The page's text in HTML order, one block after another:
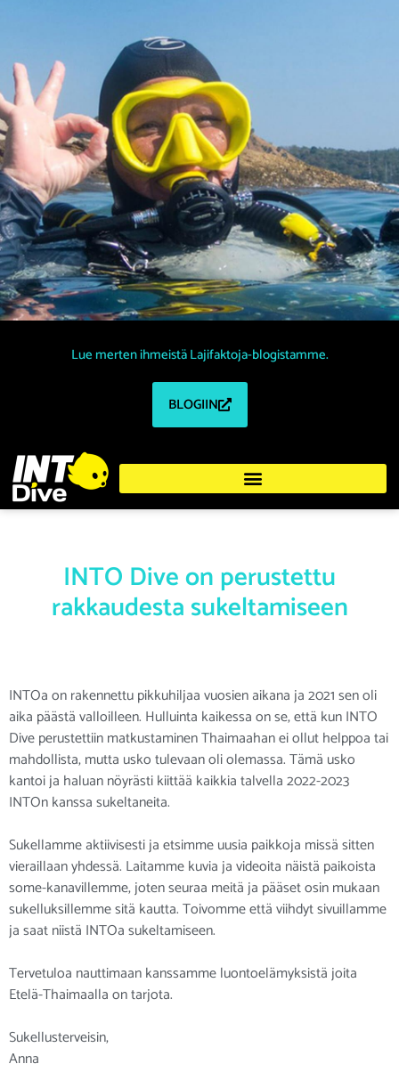
Lue merten ihmeistä Lajifaktoja-blogistamme.
BLOGIIN
INTO Dive on perustettu
rakkaudesta sukeltamiseen
INTOa on rakennettu pikkuhiljaa vuosien aikana ja 2021 sen oli
aika päästä valloilleen. Hulluinta kaikessa on se, että kun INTO
Dive perustettiin matkustaminen Thaimaahan ei ollut helppoa tai
mahdollista, mutta usko tulevaan oli olemassa. Tämä usko
kantoi ja haluan nöyrästi kiittää kaikkia talvella 2022-2023
INTOn kanssa sukeltaneita.
Sukellamme aktiivisesti ja etsimme uusia paikkoja missä sitten
vieraillaan yhdessä. Laitamme kuvia ja videoita näistä paikoista
some-kanavillemme, joten seuraa meitä ja pääset osin mukaan
sukelluksillemme sitä kautta.Toivomme että viihdyt sivuillamme
ja saat niistä INTOa sukeltamiseen.
Tervetuloa nauttimaan kanssamme luontoelämyksistä joita
Etelä-Thaimaalla on tarjota.
Sukellusterveisin,
Anna